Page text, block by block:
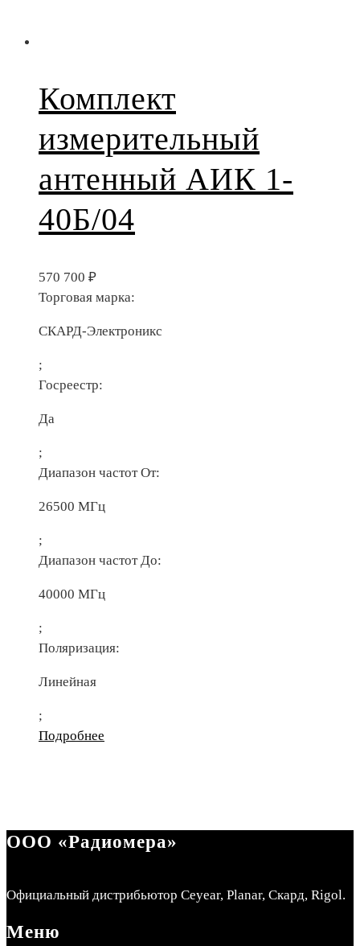
Комплект
измерительный
антенный АИК 1-
40Б/04
570 700 ₽
Торговая марка:
СКАРД-Электроникс
;
Госреестр:
Да
;
Диапазон частот От:
26500 МГц
;
Диапазон частот До:
40000 МГц
;
Поляризация:
Линейная
;
Подробнее
ООО «Радиомера»
Официальный дистрибьютор Ceyear, Planar, Скард, Rigol.
Меню